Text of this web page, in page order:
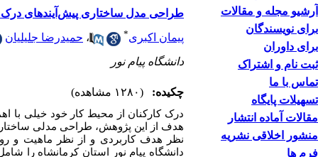
آرشیو مجله و مقالات
برای نویسندگان
برای داوران
ثبت نام و اشتراک
تماس با ما
تسهیلات پایگاه
مقالات آماده انتشار
منشور اخلاقی نشریه
فرم ها
طراحی مدل ساختاری پیش‌آیندهای
پیمان اکبری* ، حمیدرضا جلیلیان
دانشگاه پیام نور
چکیده: (۱۲۸۰ مشاهده)
درک کارکنان از محیط کار خود خیلی با
هدف از این پژوهش، طراحی مدلی